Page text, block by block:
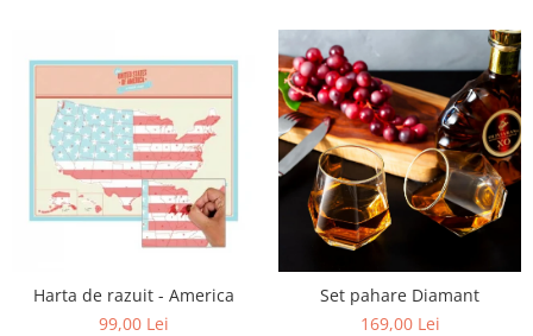
Harta de razuit - America
99,00 Lei
Set pahare Diamant
169,00 Lei